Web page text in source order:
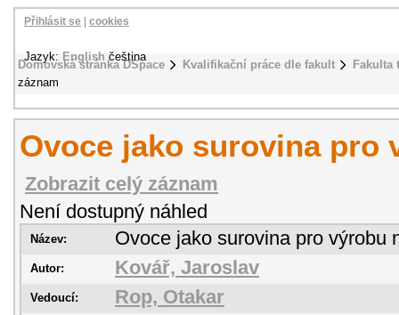
Domovská stránka DSpace Kvalifikační práce dle fakult
Fakulta
záznam
Přihlásit se cookies
Jazyk: English čeština
Ovoce jako surovina pro
Zobrazit celý záznam
Není dostupný náhled
Název: Ovoce jako surovina pro výrobu
Autor: Kovář, Jaroslav
Vedoucí: Rop, Otakar